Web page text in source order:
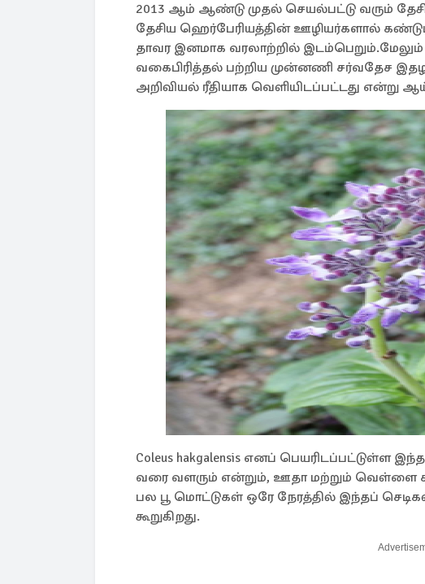
2013 ஆம் ஆண்டு முதல் செயல்பட்டு வரும்
தேசிய ஹெர்பேரியத்தின் ஊழியர்களால்
தாவர இனமாக வரலாற்றில் இடம்பெறும்.மேலும்
வகைபிரித்தல் பற்றிய முன்னணி சர்வதேச
அறிவியல் ரீதியாக வெளியிடப்பட்டது என்று
Coleus hakgalensis எனப் பெயரிடப்பட்டுள்ள
வரை வளரும் என்றும், ஊதா மற்றும்
பல பூ மொட்டுகள் ஒரே நேரத்தில் இந்தப்
கூறுகிறது.